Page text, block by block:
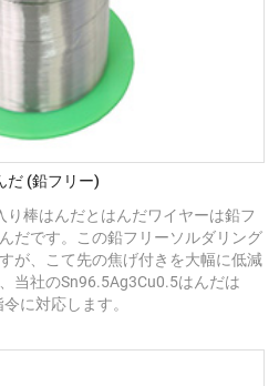
だ (鉛フリー)
り棒はんだとはんだワイヤーは鉛フ
だです。この鉛フリーソルダリング
が、こて先の焦げ付きを大幅に低減
当社のSn96.5Ag3Cu0.5はんだは
に対応します。